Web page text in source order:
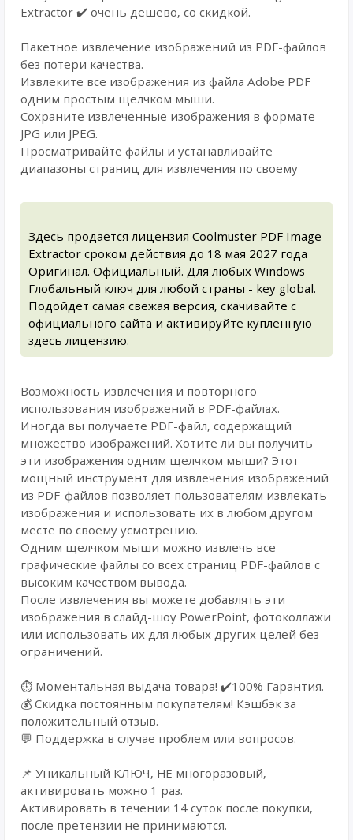
Extractor ✔️ очень дешево, со скидкой.
Пакетное извлечение изображений из PDF-файлов
без потери качества.
Извлеките все изображения из файла Adobe PDF
одним простым щелчком мыши.
Сохраните извлеченные изображения в формате
JPG или JPEG.
Просматривайте файлы и устанавливайте
диапазоны страниц для извлечения по своему
Здесь продается лицензия Coolmuster PDF Image
Extractor сроком действия до 18 мая 2027 года
Оригинал. Официальный. Для любых Windows
Глобальный ключ для любой страны - key global.
Подойдет самая свежая версия, скачивайте с
официального сайта и активируйте купленную
здесь лицензию.
Возможность извлечения и повторного
использования изображений в PDF-файлах.
Иногда вы получаете PDF-файл, содержащий
множество изображений. Хотите ли вы получить
эти изображения одним щелчком мыши? Этот
мощный инструмент для извлечения изображений
из PDF-файлов позволяет пользователям извлекать
изображения и использовать их в любом другом
месте по своему усмотрению.
Одним щелчком мыши можно извлечь все
графические файлы со всех страниц PDF-файлов с
высоким качеством вывода.
После извлечения вы можете добавлять эти
изображения в слайд-шоу PowerPoint, фотоколлажи
или использовать их для любых других целей без
ограничений.
⏱️ Моментальная выдача товара! ✔️100% Гарантия.
💰 Cкидка постоянным покупателям! Кэшбэк за
положительный отзыв.
💬 Поддержка в случае проблем или вопросов.
📌 Уникальный КЛЮЧ, НЕ многоразовый,
активировать можно 1 раз.
Активировать в течении 14 суток после покупки,
после претензии не принимаются.